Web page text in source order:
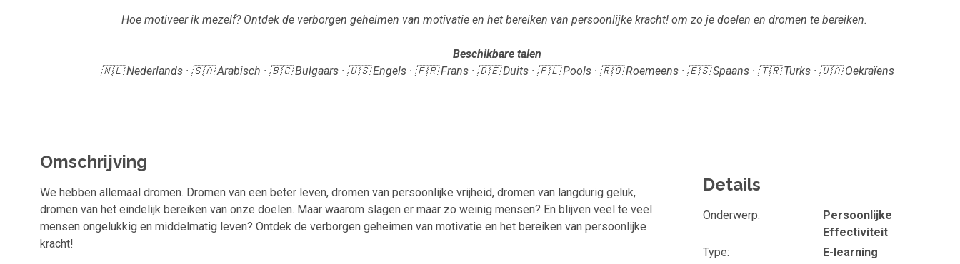
Hoe motiveer ik mezelf? Ontdek de verborgen geheimen van motivatie en het bereiken van persoonlijke kracht! om zo je doelen en dromen te bereiken.
Beschikbare talen
🇳🇱 Nederlands · 🇸🇦 Arabisch · 🇧🇬 Bulgaars · 🇺🇸 Engels · 🇫🇷 Frans · 🇩🇪 Duits · 🇵🇱 Pools · 🇷🇴 Roemeens · 🇪🇸 Spaans · 🇹🇷 Turks · 🇺🇦 Oekraïens
Omschrijving
We hebben allemaal dromen. Dromen van een beter leven, dromen van persoonlijke vrijheid, dromen van langdurig geluk,
dromen van het eindelijk bereiken van onze doelen. Maar waarom slagen er maar zo weinig mensen? En blijven veel te veel
mensen ongelukkig en middelmatig leven? Ontdek de verborgen geheimen van motivatie en het bereiken van persoonlijke
kracht!
Details
Onderwerp
Persoonlijke
Effectiviteit
Type
E-learning